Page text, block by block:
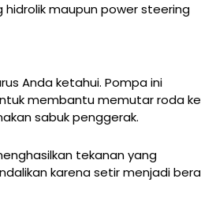
maupun power steering
Anda ketahui. Pompa ini
membantu memutar roda
sabuk penggerak.
tekanan yang
karena setir menjadi